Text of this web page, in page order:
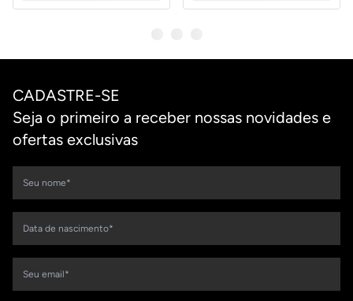
CADASTRE-SE
Seja o primeiro a receber nossas novidades e
ofertas exclusivas